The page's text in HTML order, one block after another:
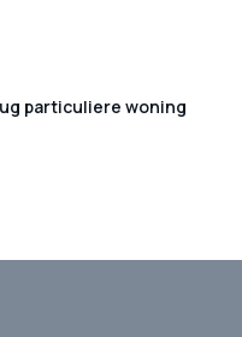
particuliere woning